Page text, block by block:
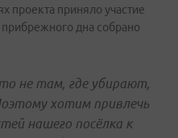
проекта приняло участие
дна собрано
не там, где убирают,
хотим привлечь
нашего посёлка к